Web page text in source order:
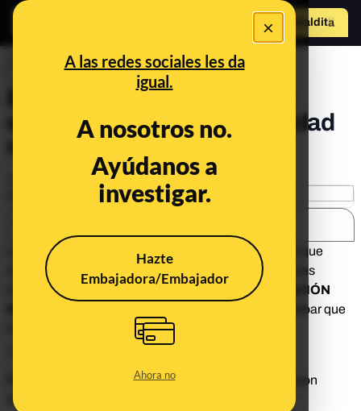
×
A las redes sociales les da
igual.
A nosotros no.
Ayúdanos a
investigar.
Hazte
Embajadora/Embajador
Ahora no
Hazte Maldito
CONTROL DEL PODER
El ranking de la corrupción
española según la Comunidad
maldita
Dec 14, 2017, 5:29:57 PM
Le hemos pedido a la comunidad maldita en Twitter que
votara cual el caso y la frase de corrupción que más les
cabreaba. Ahí va:
1. CASO GÜRTEL Y FINANCIACIÓN
"Nadie podrá probar que
1. Caso Gürtel y financiación irregular del PP
Rajoy sobre Bárcenas: "Nadie podrá probar que no son
inocentes"